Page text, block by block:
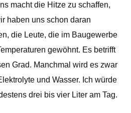
macht die Hitze zu schaffen,
haben uns schon daran
die Leute, die im Baugewerbe
gewöhnt. Es betrifft
Grad. Manchmal wird es zwar
und Wasser. Ich würde
drei bis vier Liter am Tag.